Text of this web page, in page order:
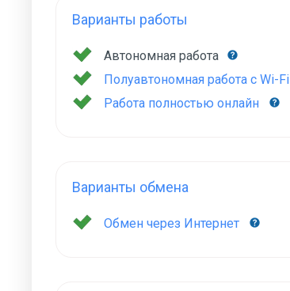
Варианты работы
Автономная работа
Полуавтономная работа с Wi-Fi
Работа полностью онлайн
Варианты обмена
Обмен через Интернет